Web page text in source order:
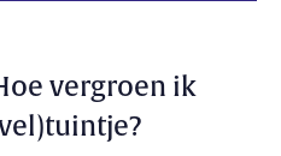
vergroen ik